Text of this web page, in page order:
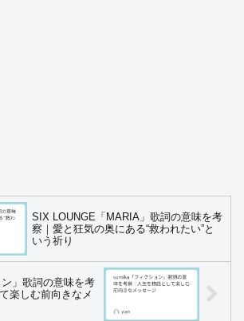
SIX LOUNGE「MARIA」歌詞の意味を考
察｜愛と狂気の奥にある“救われたい”と
いう祈り
」歌詞の意味を考
楽しむ前向きなメ